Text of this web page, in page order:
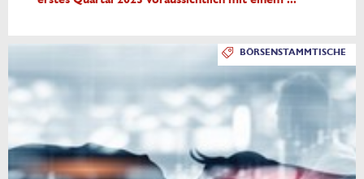
BÖRSENSTAMMTISCHE